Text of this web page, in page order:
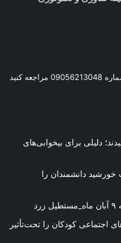
کنید
دلیلی برای بیخوابی‌های
دانشمندان را
اجتماعی کودکان را تحت‌تأثیر